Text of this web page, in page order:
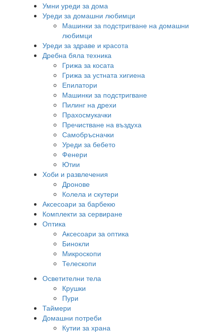
Умни уреди за дома
Уреди за домашни любимци
Машинки за подстригване на домашни
любимци
Уреди за здраве и красота
Дребна бяла техника
Грижа за косата
Грижа за устната хигиена
Епилатори
Машинки за подстригване
Пилинг на дрехи
Прахосмукачки
Пречистване на въздуха
Самобръсначки
Уреди за бебето
Фенери
Ютии
Хоби и развлечения
Дронове
Колела и скутери
Аксесоари за барбекю
Комплекти за сервиране
Оптика
Аксесоари за оптика
Бинокли
Микроскопи
Телескопи
Осветителни тела
Крушки
Пури
Таймери
Домашни потреби
Кутии за храна